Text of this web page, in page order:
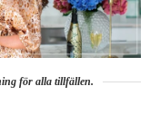
för alla tillfällen.